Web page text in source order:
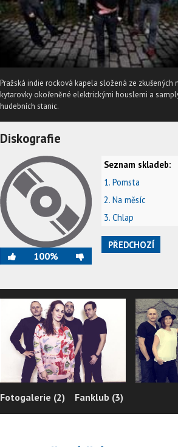
Pražská indie rocková kapela složená ze
kytarovky okořeněné elektrickými houslemi a
hudebních stanic.
Diskografie
100%
Seznam skladeb:
1. Pomsta
2. Na měsíc
3. Chlap
PŘEDCHOZÍ
Fotogalerie (2) Fanklub (3)